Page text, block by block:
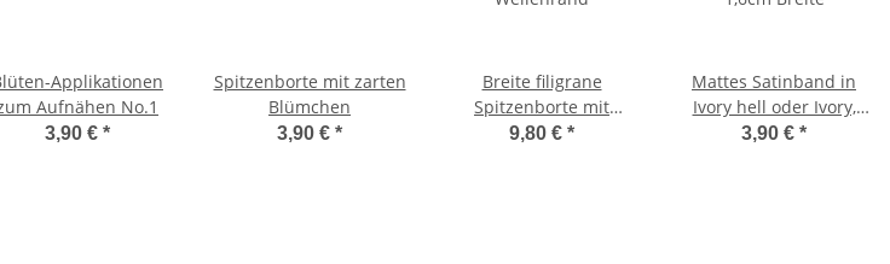
Applikationen
Aufnähen No.1
3,90 € *
Spitzenborte mit zarten
Blümchen
3,90 € *
Breite filigrane
Spitzenborte mit
Wellenrand
9,80 € *
Mattes Satinband in
Ivory hell oder Ivory,
1,6cm Breite
3,90 € *